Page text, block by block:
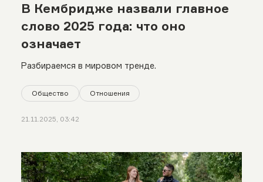
В Кембридже назвали главное
слово 2025 года: что оно
означает
Разбираемся в мировом тренде.
Общество Отношения
21.11.2025, 03:42